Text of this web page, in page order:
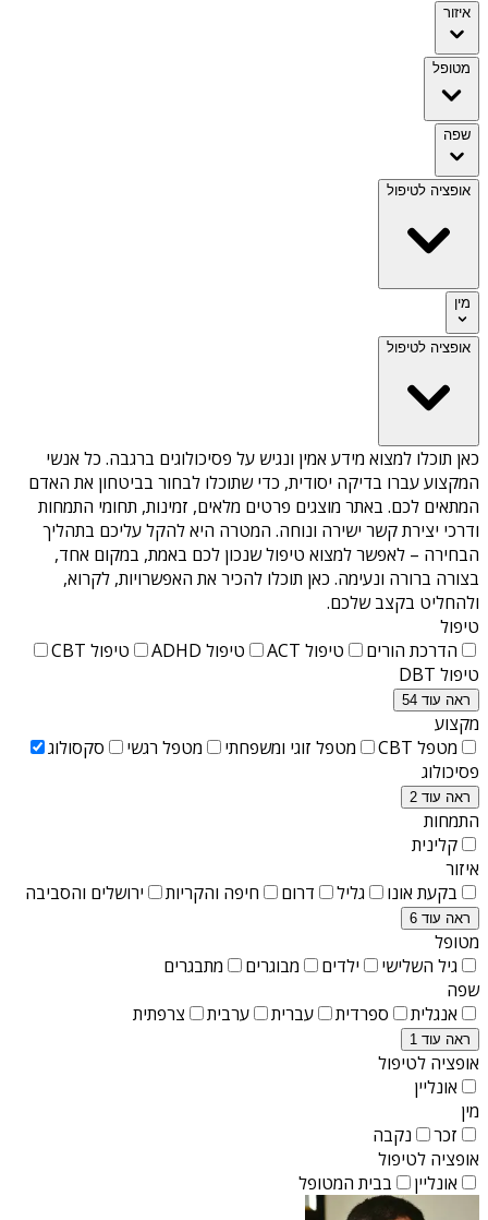
איזור
מטופל
שפה
אופציה לטיפול
מין
אופציה לטיפול
כאן תוכלו למצוא מידע אמין ונגיש על פסיכולוגים ברגבה. כל אנשי
המקצוע עברו בדיקה יסודית, כדי שתוכלו לבחור בביטחון את האדם
המתאים לכם. באתר מוצגים פרטים מלאים, זמינות, תחומי התמחות
ודרכי יצירת קשר ישירה ונוחה. המטרה היא להקל עליכם בתהליך
הבחירה – לאפשר למצוא טיפול שנכון לכם באמת, במקום אחד,
בצורה ברורה ונעימה. כאן תוכלו להכיר את האפשרויות, לקרוא,
ולהחליט בקצב שלכם.
טיפול
הדרכת הורים
טיפול ACT טיפול ADHD
טיפול CBT
טיפול DBT
ראה עוד 54
מקצוע
מטפל CBT
מטפל זוגי ומשפחתי מטפל רגשי
סקסולוג
פסיכולוג
ראה עוד 2
התמחות
קלינית
איזור
בקעת אונו
גליל דרום חיפה והקריות ירושלים והסביבה
ראה עוד 6
מטופל
גיל השלישי
ילדים מבוגרים
מתבגרים
שפה
אנגלית
ספרדית עברית ערבית צרפתית
ראה עוד 1
אופציה לטיפול
אונליין
מין
זכר
נקבה
אופציה לטיפול
אונליין
בבית המטופל